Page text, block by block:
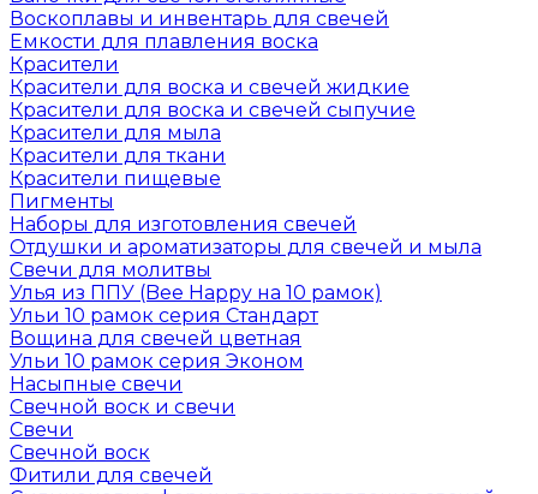
Воскоплавы и инвентарь для свечей
Емкости для плавления воска
Красители
Красители для воска и свечей жидкие
Красители для воска и свечей сыпучие
Красители для мыла
Красители для ткани
Красители пищевые
Пигменты
Наборы для изготовления свечей
Отдушки и ароматизаторы для свечей и мыла
Свечи для молитвы
Улья из ППУ (Bee Happy на 10 рамок)
Ульи 10 рамок серия Стандарт
Вощина для свечей цветная
Ульи 10 рамок серия Эконом
Насыпные свечи
Свечной воск и свечи
Свечи
Свечной воск
Фитили для свечей